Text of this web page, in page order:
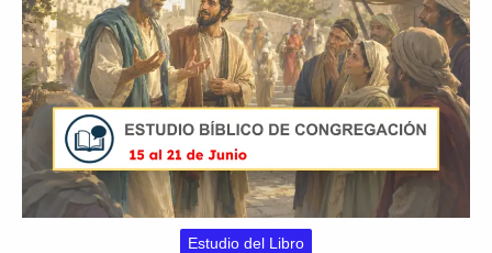
Estudio del Libro